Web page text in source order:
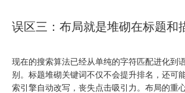
误区三：布局就是堆砌在标题和
现在的搜索算法已经从单纯的字符匹配进化到
别。标题堆砌关键词不仅不会提升排名，还可
索引擎自动改写，丧失点击吸引力。布局的重